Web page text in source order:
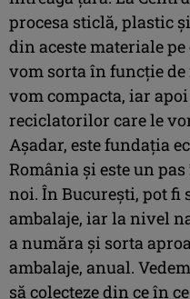
procesa sticlă, plastic
din aceste materiale
vom sorta în funcţie
vom compacta, iar
reciclatorilor care le
Aşadar, este fundaţia
România şi este un
noi. În Bucureşti, pot fi
ambalaje, iar la nivel
a număra şi sorta
ambalaje, anual.
să colecteze din ce în